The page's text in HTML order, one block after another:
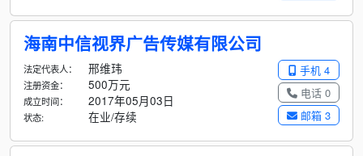
海南中信视界广告传媒有限公司
手机 4
电话 0
邮箱 3
法定代表人： 邢维玮
注册资金： 500万元
成立时间： 2017年05月03日
状态: 在业/存续